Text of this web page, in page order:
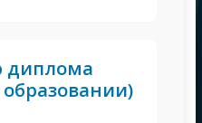
диплома